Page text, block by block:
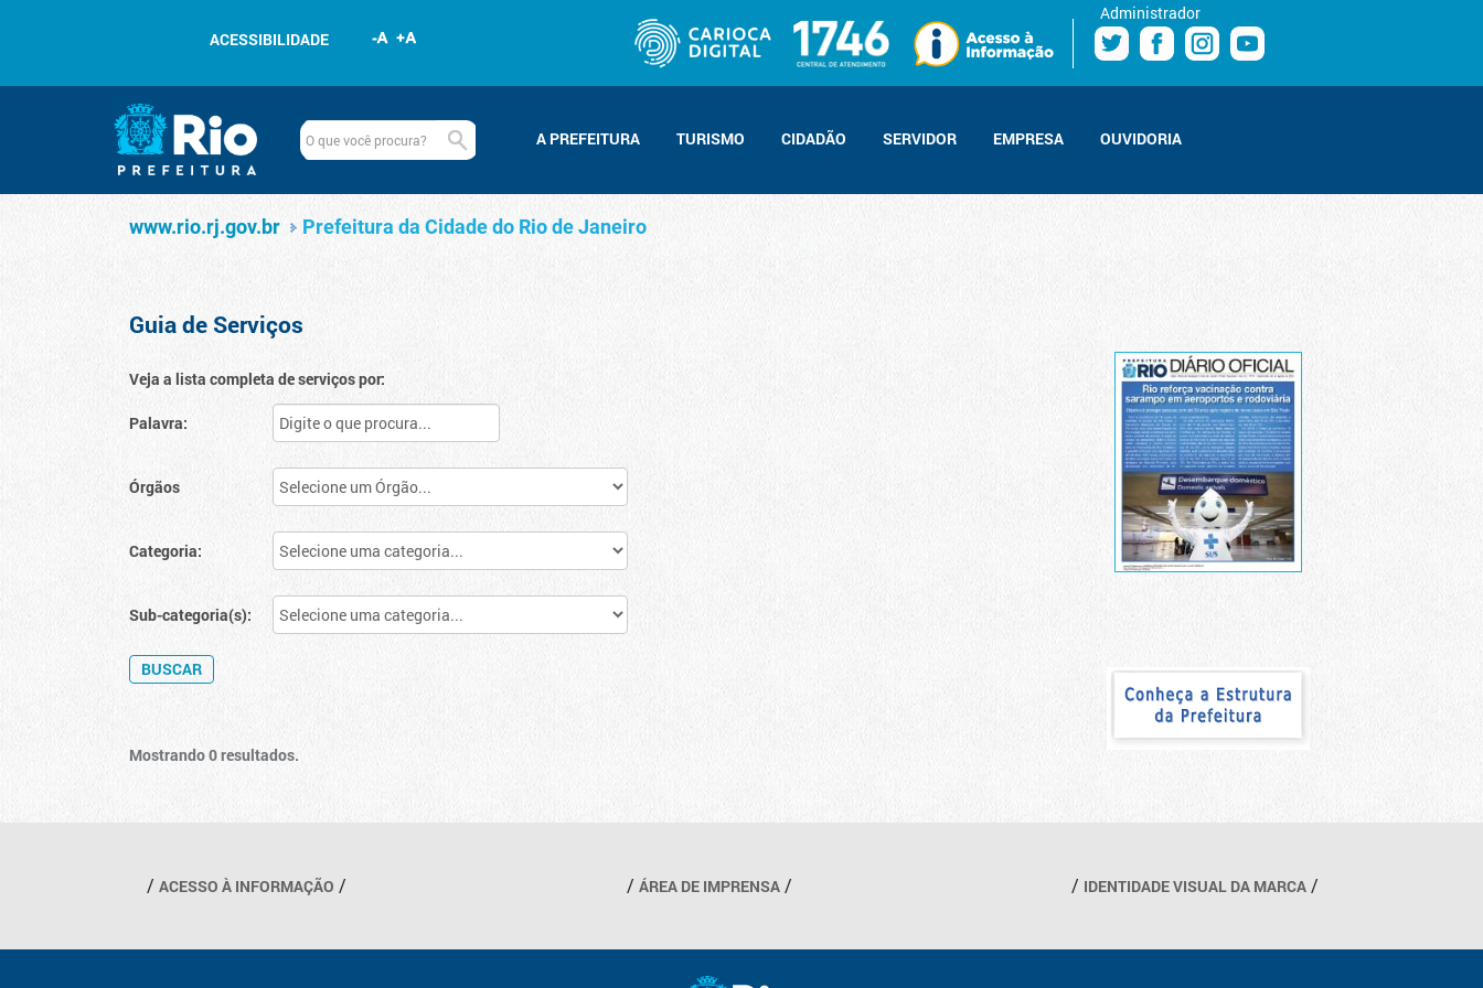
ACESSIBILIDADE
Administrador
Navegação
www.rio.rj.gov.br
Serviços
A PREFEITURA TURISMO CIDADÃO SERVIDOR EMPRESA OUVIDORIA
www.rio.rj.gov.br Prefeitura da Cidade do Rio de Janeiro
Guia de Serviços
Veja a lista completa de serviços por:
Palavra:
Órgãos
Categoria:
Sub-categoria(s):
Mostrando 0 resultados.
Outros links
ACESSO À INFORMAÇÃO ÁREA DE IMPRENSA IDENTIDADE VISUAL DA MARCA